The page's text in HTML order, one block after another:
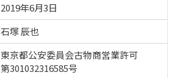
2019年6月3日
石塚 辰也
東京都公安委員会古物商営業許可
第301032316585号